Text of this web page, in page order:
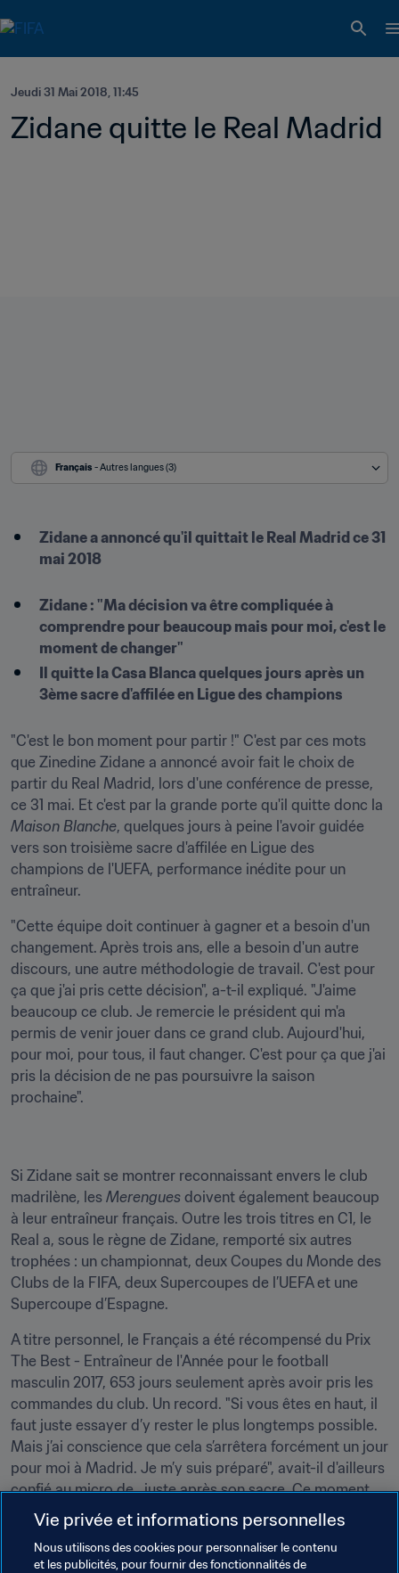
Jeudi 31 Mai 2018, 11:45
Zidane quitte le Real Madrid
Français - Autres langues (3)
​Zidane a annoncé qu'il quittait le Real Madrid ce 31
mai 2018
Zidane : "Ma décision va être compliquée à
comprendre pour beaucoup mais pour moi, c'est le
moment de changer"
Il quitte la Casa Blanca quelques jours après un
3ème sacre d'affilée en Ligue des champions
"C'est le bon moment pour partir !" C'est par ces mots
que Zinedine Zidane a annoncé avoir fait le choix de
partir du Real Madrid, lors d'une conférence de presse,
Maison Blanche, quelques jours à peine l'avoir guidée
vers son troisième sacre d'affilée en Ligue des
champions de l'UEFA, performance inédite pour un
entraîneur.
"Cette équipe doit continuer à gagner et a besoin d'un
changement. Après trois ans, elle a besoin d'un autre
discours, une autre méthodologie de travail. C'est pour
ça que j'ai pris cette décision", a-t-il expliqué. "J'aime
beaucoup ce club. Je remercie le président qui m'a
permis de ​venir jouer dans ce grand club. Aujourd'hui,
pour moi, pour tous, il faut changer. C'est pour ça que j'ai
pris la décision de ne pas poursuivre la saison
prochaine".
Si Zidane sait se montrer reconnaissant envers le club
madrilène, les Merengues doivent également beaucoup
à leur entraîneur français. Outre les trois titres en C1, le
Real a, sous le règne de Zidane, remporté six autres
trophées : un championnat, deux Coupes du Monde des
Clubs de la FIFA, deux Supercoupes de l’UEFA et une
Supercoupe d’Espagne.
A titre personnel, le Français a été récompensé du Prix
The Best - Entraîneur de l'Année pour le football
masculin 2017, 653 jours seulement après avoir pris les
commandes du club. Un record. "Si vous êtes en haut, il
faut juste essayer d’y rester le plus longtemps possible.
Mais j’ai conscience que cela s’arrêtera forcément un jour
pour moi à Madrid. Je m’y suis préparé", avait-il d'ailleurs
confié au micro de , juste après son sacre. Ce moment
est donc arrivé ce 31 mai 2018.
Vie privée et informations personnelles
Nous utilisons des cookies pour personnaliser le contenu
et les publicités, pour fournir des fonctionnalités de